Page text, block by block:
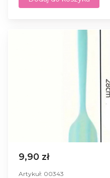
9,90 zł
Artykuł: 00343